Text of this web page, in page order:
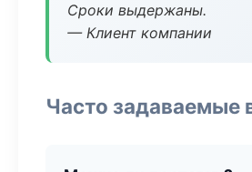
Сроки выдержаны.
— Клиент компании
Часто задаваемые